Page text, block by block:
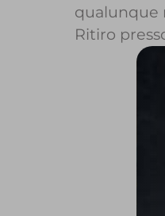
qualunque
Ritiro